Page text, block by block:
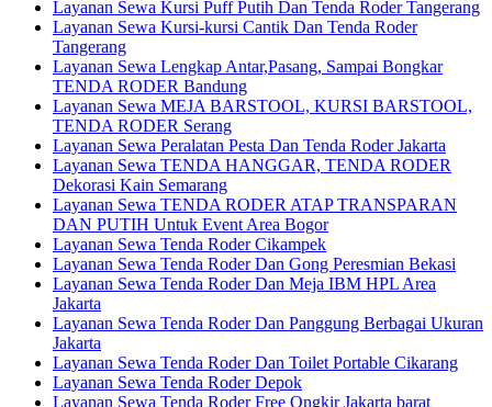
Layanan Sewa Kursi Puff Putih Dan Tenda Roder Tangerang
Layanan Sewa Kursi-kursi Cantik Dan Tenda Roder
Tangerang
Layanan Sewa Lengkap Antar,Pasang, Sampai Bongkar
TENDA RODER Bandung
Layanan Sewa MEJA BARSTOOL, KURSI BARSTOOL,
TENDA RODER Serang
Layanan Sewa Peralatan Pesta Dan Tenda Roder Jakarta
Layanan Sewa TENDA HANGGAR, TENDA RODER
Dekorasi Kain Semarang
Layanan Sewa TENDA RODER ATAP TRANSPARAN
DAN PUTIH Untuk Event Area Bogor
Layanan Sewa Tenda Roder Cikampek
Layanan Sewa Tenda Roder Dan Gong Peresmian Bekasi
Layanan Sewa Tenda Roder Dan Meja IBM HPL Area
Jakarta
Layanan Sewa Tenda Roder Dan Panggung Berbagai Ukuran
Jakarta
Layanan Sewa Tenda Roder Dan Toilet Portable Cikarang
Layanan Sewa Tenda Roder Depok
Layanan Sewa Tenda Roder Free Ongkir Jakarta barat